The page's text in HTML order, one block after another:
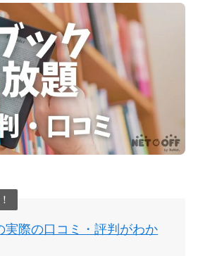
実際の口コミ・評判がわか